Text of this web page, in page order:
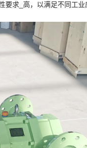
求_高，以满足不同工业